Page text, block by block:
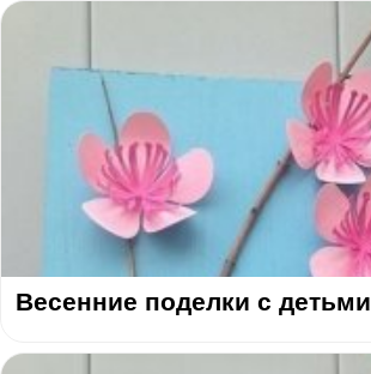
Весенние поделки с детьми